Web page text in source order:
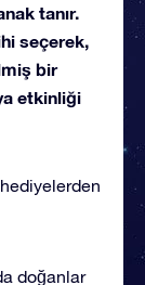
tanır.
seçerek,
bir
etkinliği
doğanlar